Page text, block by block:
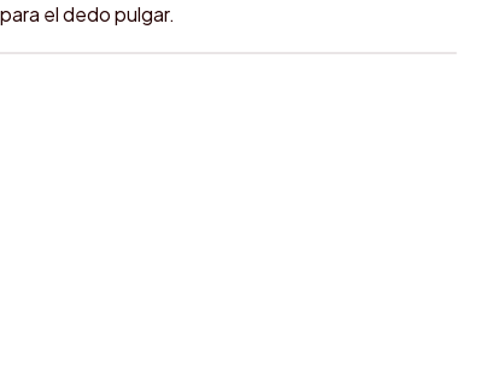
el dedo pulgar.